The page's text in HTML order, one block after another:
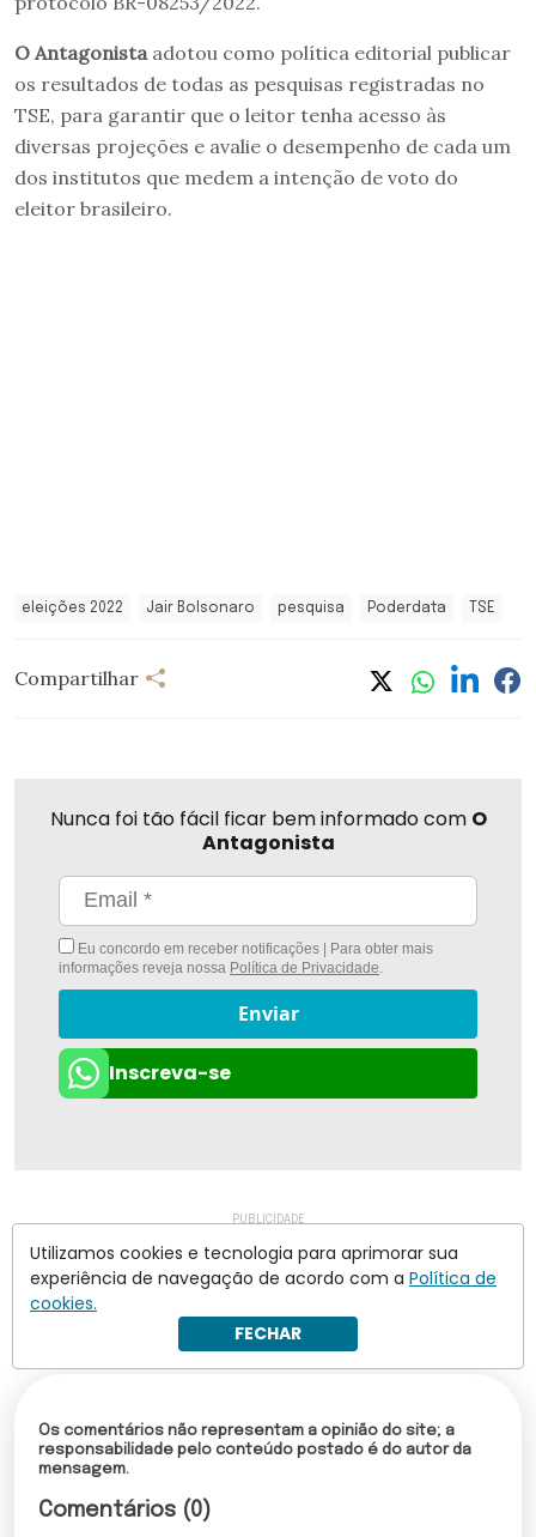
O Antagonista adotou como política editorial publicar
os resultados de todas as pesquisas registradas no
TSE, para garantir que o leitor tenha acesso às
diversas projeções e avalie o desempenho de cada um
dos institutos que medem a intenção de voto do
eleitor brasileiro.
eleições 2022 Jair Bolsonaro pesquisa Poderdata TSE
Compartilhar
Nunca foi tão fácil ficar bem informado com O
Antagonista
Eu concordo em receber notificações | Para obter mais
informações reveja nossa Política de Privacidade
Enviar
Inscreva-se
Os comentários não representam a opinião do site; a
responsabilidade pelo conteúdo postado é do autor da
mensagem.
Comentários (0)
Utilizamos cookies e tecnologia para aprimorar sua
experiência de navegação de acordo com a Política de
cookies.
FECHAR